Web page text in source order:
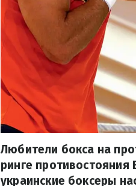
Любители бокса на
ринге
украинские боксеры